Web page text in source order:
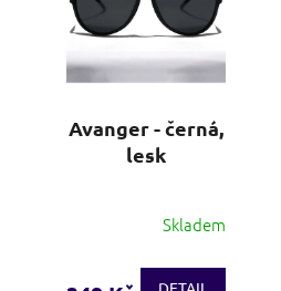
Avanger - černá,
lesk
Skladem